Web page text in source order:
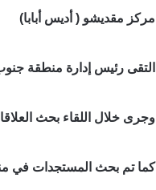
مركز مقديشو ( أديس أبابا)
التقى رئيس إدارة منطقة
وجرى خلال اللقاء بحث
كما تم بحث المستجدات في